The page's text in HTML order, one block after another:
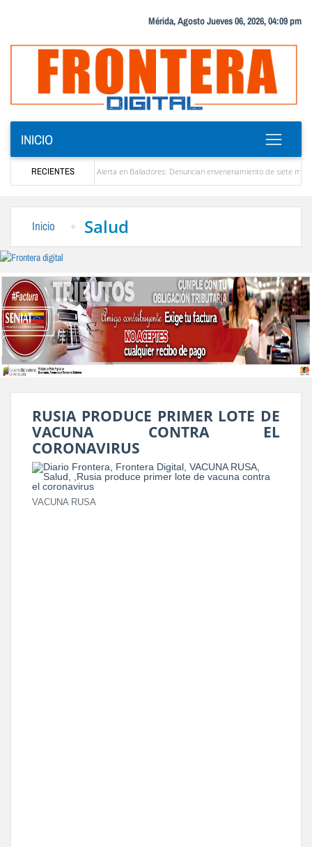
Mérida, Agosto Jueves 06, 2026, 04:09 pm
INICIO
RECIENTES
Venezuela
Alerta en Bailadores: Denuncian envenenamiento de siete mascotas
Inicio Salud
RUSIA PRODUCE PRIMER LOTE DE
VACUNA CONTRA EL
CORONAVIRUS
VACUNA RUSA